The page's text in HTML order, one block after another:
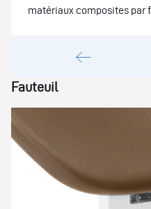
matériaux composites par
Fauteuil